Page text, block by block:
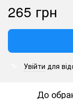
265 грн
Увійти для
До